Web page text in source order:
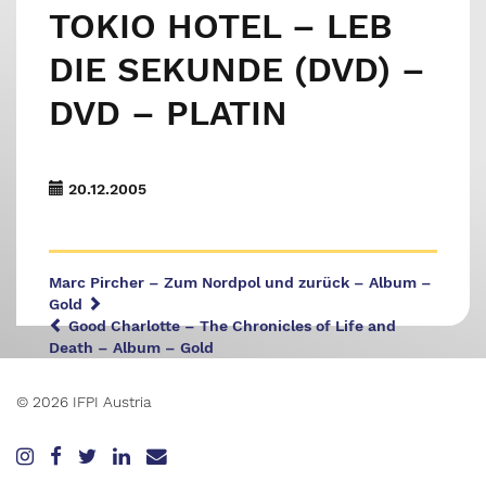
TOKIO HOTEL – LEB
DIE SEKUNDE (DVD) –
DVD – PLATIN
20.12.2005
Marc Pircher – Zum Nordpol und zurück – Album –
Gold
Good Charlotte – The Chronicles of Life and
Death – Album – Gold
© 2026 IFPI Austria